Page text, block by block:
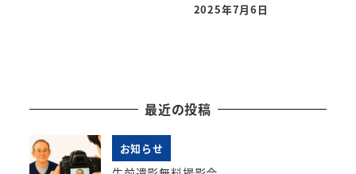
投稿日
2025年7月6日
最近の投稿
お知らせ